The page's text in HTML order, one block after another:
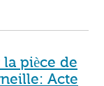
pièce de
Acte